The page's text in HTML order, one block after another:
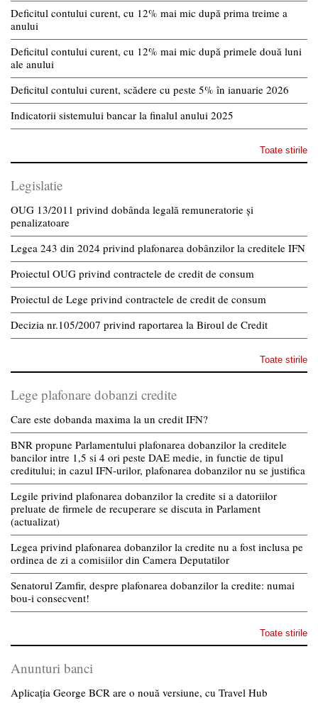
Deficitul contului curent, cu 12% mai mic după prima treime a
anului
Deficitul contului curent, cu 12% mai mic după primele două luni
ale anului
Deficitul contului curent, scădere cu peste 5% în ianuarie 2026
Indicatorii sistemului bancar la finalul anului 2025
Toate stirile
Legislatie
OUG 13/2011 privind dobânda legală remuneratorie și
penalizatoare
Legea 243 din 2024 privind plafonarea dobânzilor la creditele IFN
Proiectul OUG privind contractele de credit de consum
Proiectul de Lege privind contractele de credit de consum
Decizia nr.105/2007 privind raportarea la Biroul de Credit
Toate stirile
Lege plafonare dobanzi credite
Care este dobanda maxima la un credit IFN?
BNR propune Parlamentului plafonarea dobanzilor la creditele
bancilor intre 1,5 si 4 ori peste DAE medie, in functie de tipul
creditului; in cazul IFN-urilor, plafonarea dobanzilor nu se justifica
Legile privind plafonarea dobanzilor la credite si a datoriilor
preluate de firmele de recuperare se discuta in Parlament
(actualizat)
Legea privind plafonarea dobanzilor la credite nu a fost inclusa pe
ordinea de zi a comisiilor din Camera Deputatilor
Senatorul Zamfir, despre plafonarea dobanzilor la credite: numai
bou-i consecvent!
Toate stirile
Anunturi banci
Aplicația George BCR are o nouă versiune, cu Travel Hub